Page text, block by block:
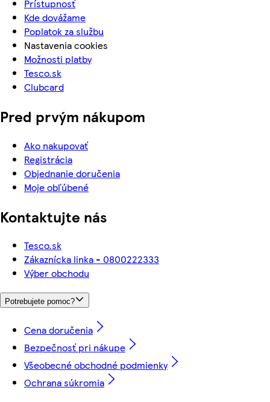
Prístupnosť
Kde dovážame
Poplatok za službu
Nastavenia cookies
Možnosti platby
Tesco.sk
Clubcard
Pred prvým nákupom
Ako nakupovať
Registrácia
Objednanie doručenia
Moje obľúbené
Kontaktujte nás
Tesco.sk
Zákaznícka linka - 0800222333
Výber obchodu
Potrebujete pomoc?
Cena doručenia
Bezpečnosť pri nákupe
Všeobecné obchodné podmienky
Ochrana súkromia